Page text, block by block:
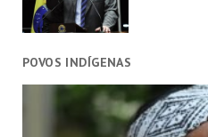
POVOS INDÍGENAS